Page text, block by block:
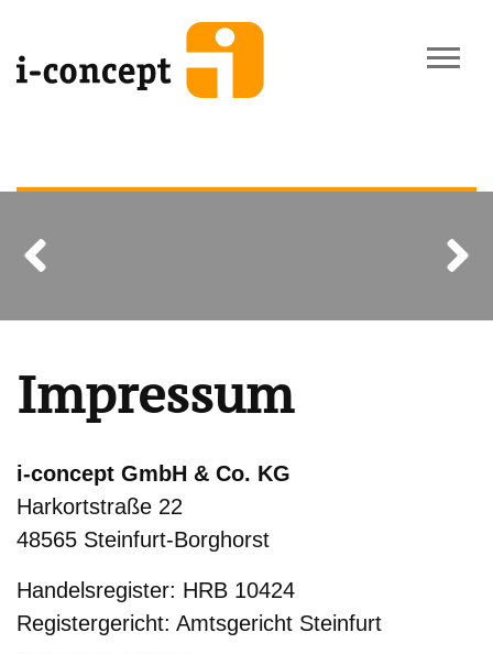
Impressum
i-concept GmbH & Co. KG
Harkortstraße 22
48565 Steinfurt-Borghorst
Handelsregister: HRB 10424
Registergericht: Amtsgericht Steinfurt